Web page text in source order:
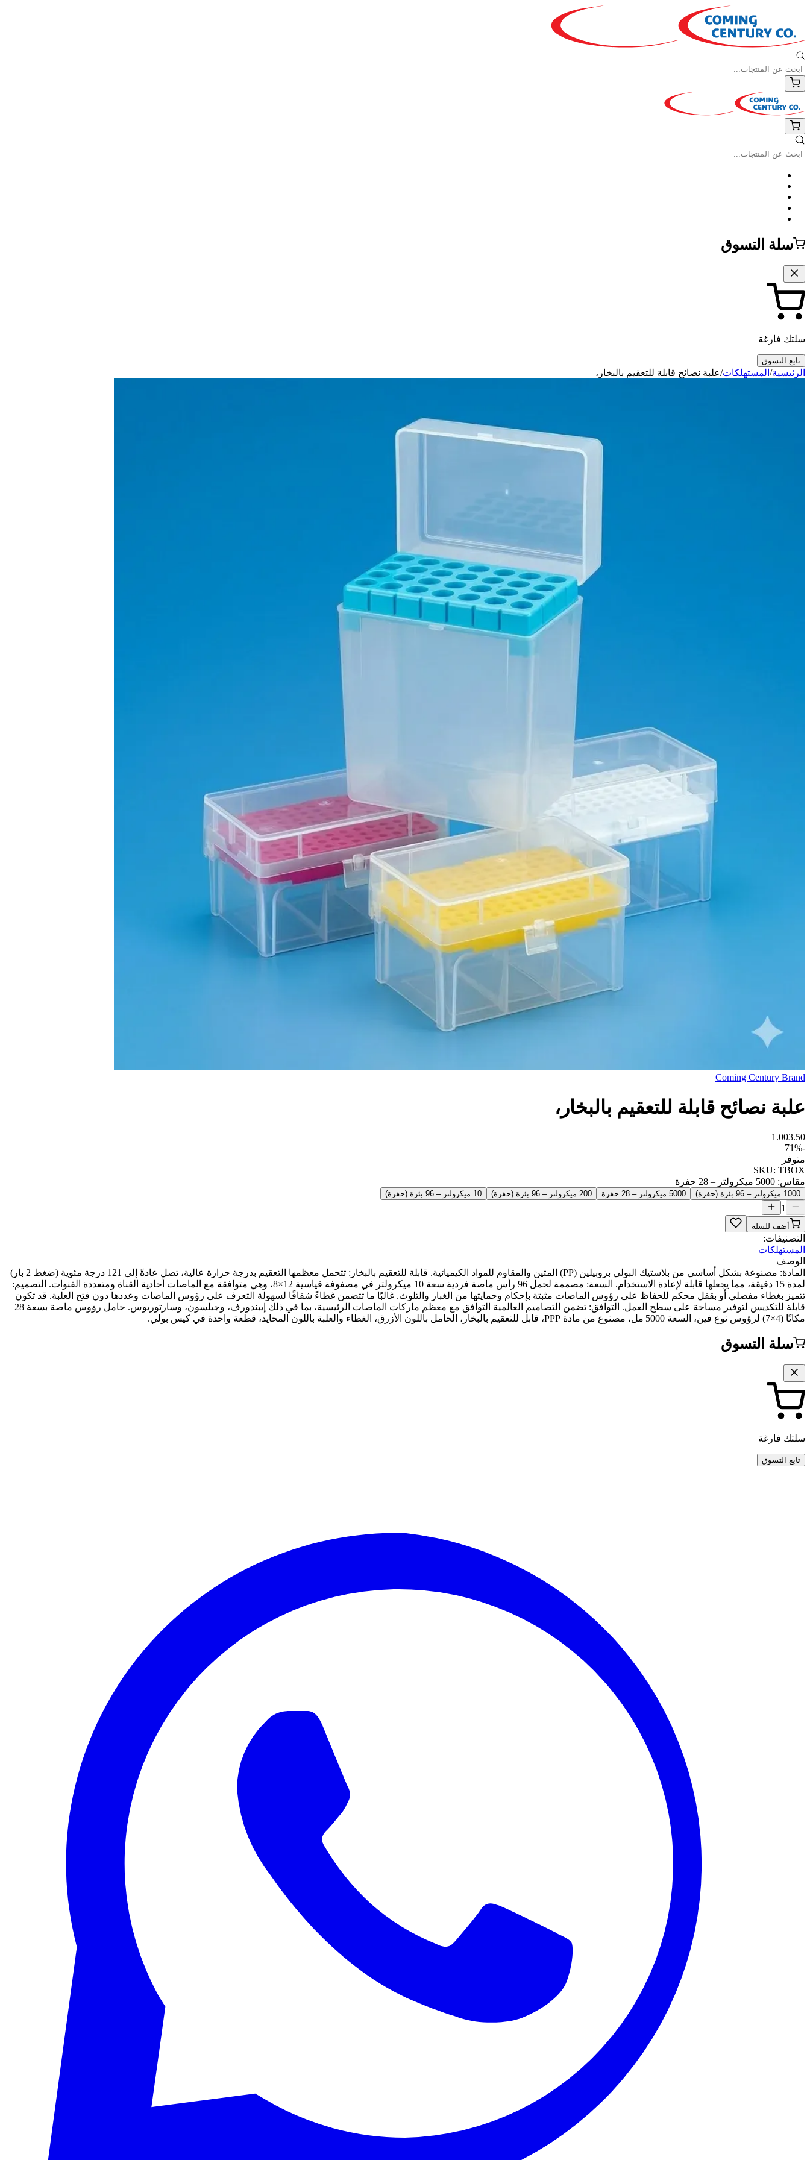
سلة التسوق
سلتك فارغة
تابع التسوق
الرئيسية/ المستهلكات/علبة نصائح قابلة للتعقيم بالبخار،
Coming Century Brand
علبة نصائح قابلة للتعقيم بالبخار،
1.003.50
-
71%
متوفر
SKU: TBOX
مقاس: 5000 ميكرولتر – 28 حفرة
1000 ميكرولتر – 96 بئرة (حفرة) 5000 ميكرولتر – 28 حفرة 200 ميكرولتر – 96 بئرة (حفرة) 10 ميكرولتر – 96 بئرة (حفرة)
1
أضف للسلة
التصنيفات:
المستهلكات
الوصف
المادة: مصنوعة بشكل أساسي من بلاستيك البولي بروبيلين (PP) المتين والمقاوم للمواد الكيميائية. قابلة للتعقيم بالبخار: تتحمل معظمها التعقيم بدرجة حرارة عالية، تصل عادةً إلى 121 درجة مئوية (ضغط 2 بار)
لمدة 15 دقيقة، مما يجعلها قابلة لإعادة الاستخدام. السعة: مصممة لحمل 96 رأس ماصة فردية سعة 10 ميكرولتر في مصفوفة قياسية 12×8، وهي متوافقة مع الماصات أحادية القناة ومتعددة القنوات. التصميم:
تتميز بغطاء مفصلي أو بقفل محكم للحفاظ على رؤوس الماصات مثبتة بإحكام وحمايتها من الغبار والتلوث. غالبًا ما تتضمن غطاءً شفافًا لسهولة التعرف على رؤوس الماصات وعددها دون فتح العلبة. قد تكون
قابلة للتكديس لتوفير مساحة على سطح العمل. التوافق: تضمن التصاميم العالمية التوافق مع معظم ماركات الماصات الرئيسية، بما في ذلك إيبندورف، وجيلسون، وسارتوريوس. حامل رؤوس ماصة بسعة 28
مكانًا (4×7) لرؤوس نوع فين، السعة 5000 مل، مصنوع من مادة PPP، قابل للتعقيم بالبخار، الحامل باللون الأزرق، الغطاء والعلبة باللون المحايد، قطعة واحدة في كيس بولي.
سلة التسوق
سلتك فارغة
تابع التسوق